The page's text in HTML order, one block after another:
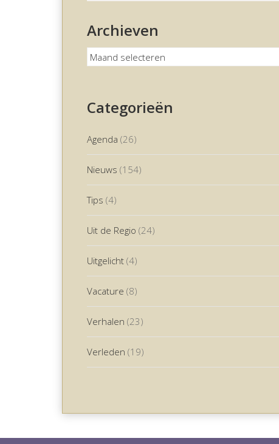
Archieven
Archieven
Categorieën
Agenda (26)
Nieuws (154)
Tips (4)
Uit de Regio (24)
Uitgelicht (4)
Vacature (8)
Verhalen (23)
Verleden (19)